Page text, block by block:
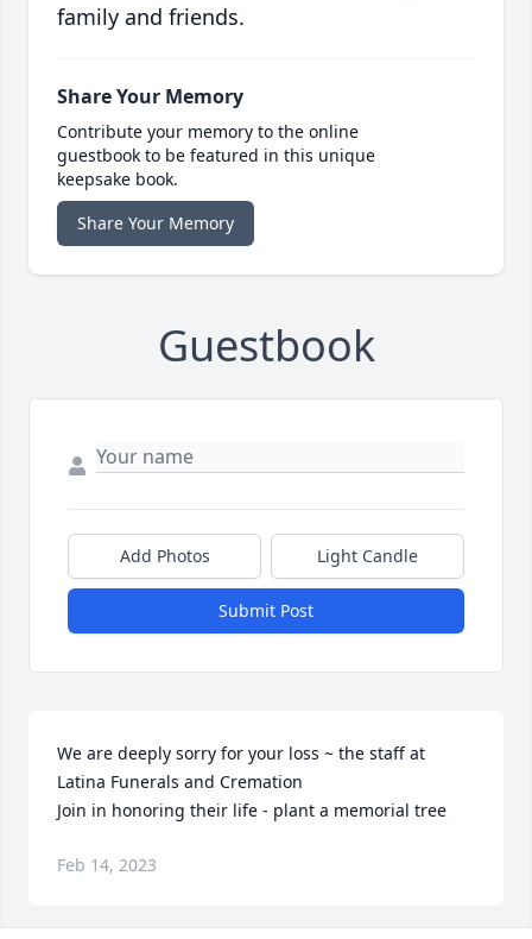
family and friends.
Share Your Memory
Contribute your memory to the online
guestbook to be featured in this unique
keepsake book.
Share Your Memory
Guestbook
Add Photos Light Candle
Submit Post
We are deeply sorry for your loss ~ the staff at
Latina Funerals and Cremation
Join in honoring their life - plant a memorial tree
Feb 14, 2023